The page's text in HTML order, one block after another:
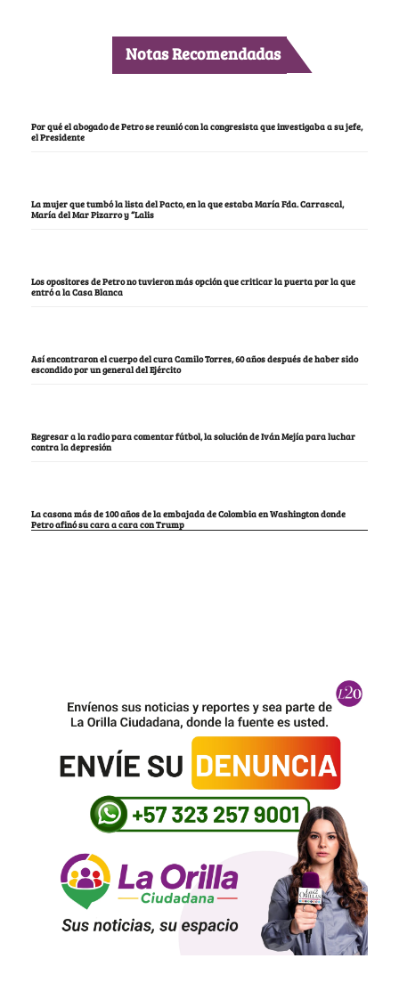
Notas Recomendadas
Por qué el abogado de Petro se reunió con la congresista que investigaba a su jefe,
el Presidente
La mujer que tumbó la lista del Pacto, en la que estaba María Fda. Carrascal,
María del Mar Pizarro y “Lalis
Los opositores de Petro no tuvieron más opción que criticar la puerta por la que
entró a la Casa Blanca
Así encontraron el cuerpo del cura Camilo Torres, 60 años después de haber sido
escondido por un general del Ejército
Regresar a la radio para comentar fútbol, la solución de Iván Mejía para luchar
contra la depresión
La casona más de 100 años de la embajada de Colombia en Washington donde
Petro afinó su cara a cara con Trump